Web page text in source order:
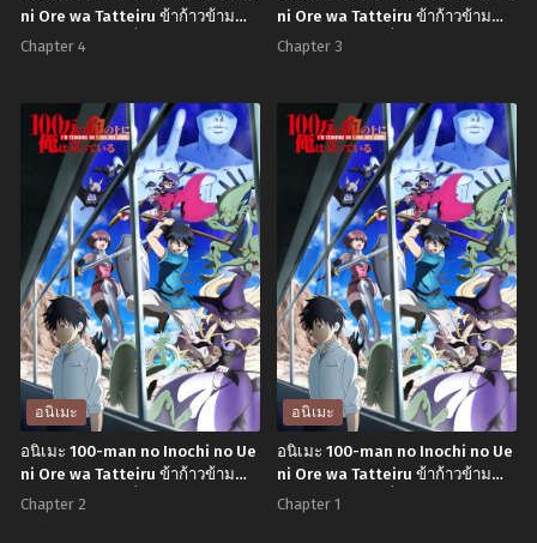
ni Ore wa Tatteiru ข้าก้าวข้าม
ผ่าน 1 ล้านชีวิตเพื่อพิชิตเกมมรณะ
Chapter 4
ni Ore wa Tatteiru ข้าก้าวข้าม
ผ่าน 1 ล้านชีวิตเพื่อพิชิตเกมมรณะ
Chapter 3
อนิเมะ
อนิเมะ 100-man no Inochi no Ue
ni Ore wa Tatteiru ข้าก้าวข้าม
ผ่าน 1 ล้านชีวิตเพื่อพิชิตเกมมรณะ
Chapter 2
อนิเมะ
อนิเมะ 100-man no Inochi no Ue
ni Ore wa Tatteiru ข้าก้าวข้าม
ผ่าน 1 ล้านชีวิตเพื่อพิชิตเกมมรณะ
Chapter 1